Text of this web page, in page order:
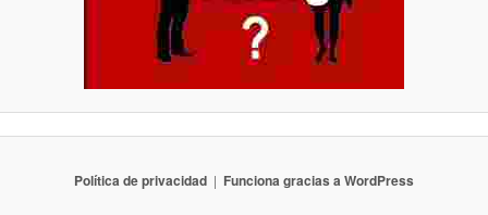
Política de privacidad Funciona gracias a WordPress